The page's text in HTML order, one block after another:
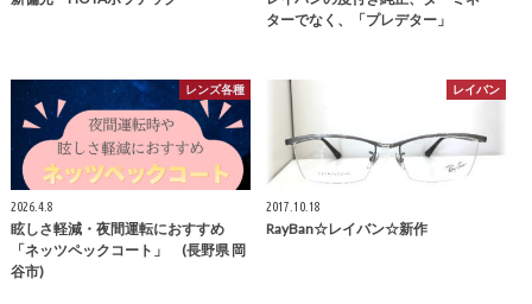
ターでなく、「プレデター」
レンズ各種
2026.4.8
眩しさ軽減・夜間運転におすすめ
「ネッツペックコート」 (長野県 岡
谷市)
レイバン
2017.10.18
RayBan☆レイバン☆新作